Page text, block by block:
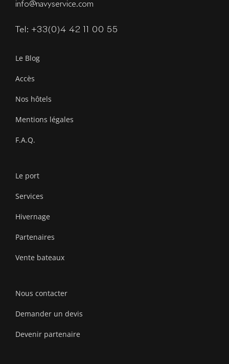
info@navyservice.com
Tel: +33(0)4 42 11 00 55
Le Blog
Accès
Nos hôtels
Mentions légales
F.A.Q.
Le port
Services
Hivernage
Partenaires
Vente bateaux
Nous contacter
Demander un devis
Devenir partenaire